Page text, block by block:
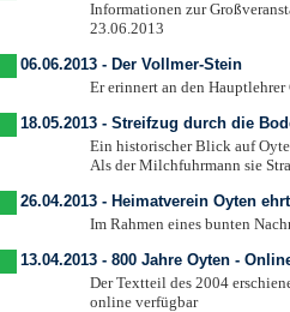
Informationen zur Großveranstaltung
23.06.2013
06.06.2013 - Der Vollmer-Stein
Er erinnert an den Hauptlehrer
18.05.2013 - Streifzug durch die
Ein historischer Blick auf Oytens
Als der Milchfuhrmann sie Straßen
26.04.2013 - Heimatverein Oyten
Im Rahmen eines bunten
13.04.2013 - 800 Jahre Oyten -
Der Textteil des 2004 erschienenen
online verfügbar